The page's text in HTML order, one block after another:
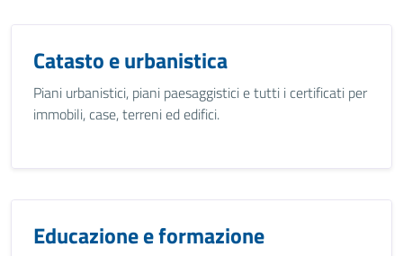
Catasto e urbanistica
Piani urbanistici, piani paesaggistici e tutti i certificati per
immobili, case, terreni ed edifici.
Educazione e formazione